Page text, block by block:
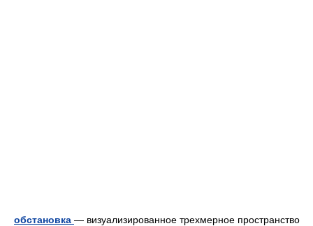
обстановка — визуализированное трехмерное пространство